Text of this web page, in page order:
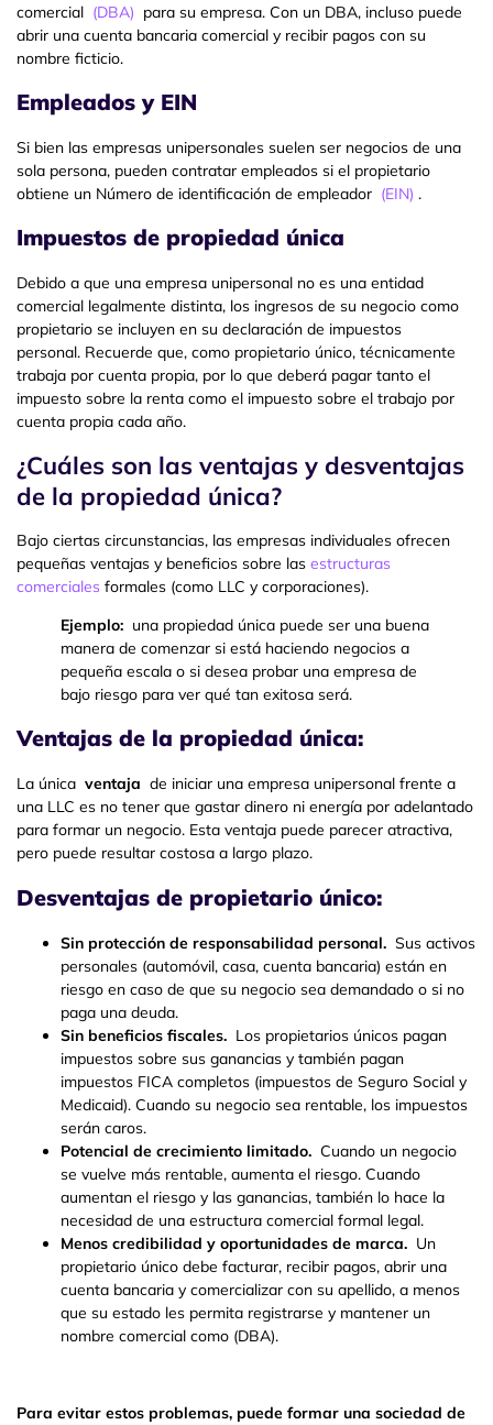
comercial (DBA) para su empresa. Con un DBA, incluso puede
abrir una cuenta bancaria comercial y recibir pagos con su
nombre ficticio.
Empleados y EIN
Si bien las empresas unipersonales suelen ser negocios de una
sola persona, pueden contratar empleados si el propietario
obtiene un Número de identificación de empleador (EIN) .
Impuestos de propiedad única
Debido a que una empresa unipersonal no es una entidad
comercial legalmente distinta, los ingresos de su negocio como
propietario se incluyen en su declaración de impuestos
personal. Recuerde que, como propietario único, técnicamente
trabaja por cuenta propia, por lo que deberá pagar tanto el
impuesto sobre la renta como el impuesto sobre el trabajo por
cuenta propia cada año.
¿Cuáles son las ventajas y desventajas
de la propiedad única?
Bajo ciertas circunstancias, las empresas individuales ofrecen
pequeñas ventajas y beneficios sobre las estructuras
comerciales formales (como LLC y corporaciones).
Ejemplo: una propiedad única puede ser una buena
manera de comenzar si está haciendo negocios a
pequeña escala o si desea probar una empresa de
bajo riesgo para ver qué tan exitosa será.
Ventajas de la propiedad única:
La única ventaja de iniciar una empresa unipersonal frente a
una LLC es no tener que gastar dinero ni energía por adelantado
para formar un negocio. Esta ventaja puede parecer atractiva,
pero puede resultar costosa a largo plazo.
Desventajas de propietario único:
Sin protección de responsabilidad personal. Sus activos
personales (automóvil, casa, cuenta bancaria) están en
riesgo en caso de que su negocio sea demandado o si no
paga una deuda.
Sin beneficios fiscales. Los propietarios únicos pagan
impuestos sobre sus ganancias y también pagan
impuestos FICA completos (impuestos de Seguro Social y
Medicaid). Cuando su negocio sea rentable, los impuestos
serán caros.
Potencial de crecimiento limitado. Cuando un negocio
se vuelve más rentable, aumenta el riesgo. Cuando
aumentan el riesgo y las ganancias, también lo hace la
necesidad de una estructura comercial formal legal.
Menos credibilidad y oportunidades de marca. Un
propietario único debe facturar, recibir pagos, abrir una
cuenta bancaria y comercializar con su apellido, a menos
que su estado les permita registrarse y mantener un
nombre comercial como (DBA).
Para evitar estos problemas, puede formar una sociedad de